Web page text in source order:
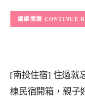
CONTINUE
[南投住宿] 住過就
棟民宿開箱，親子